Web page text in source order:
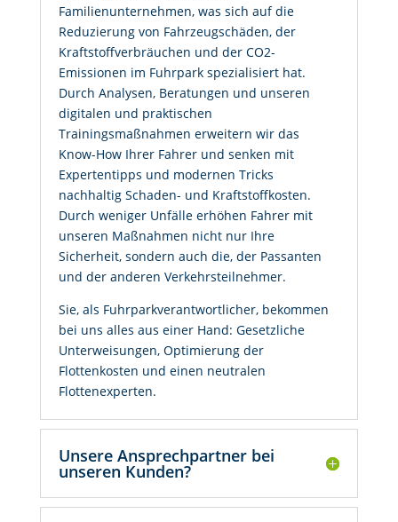
Familienunternehmen, was sich auf die
Reduzierung von Fahrzeugschäden, der
Kraftstoffverbräuchen und der CO2-
Emissionen im Fuhrpark spezialisiert hat.
Durch Analysen, Beratungen und unseren
digitalen und praktischen
Trainingsmaßnahmen erweitern wir das
Know-How Ihrer Fahrer und senken mit
Expertentipps und modernen Tricks
nachhaltig Schaden- und Kraftstoffkosten.
Durch weniger Unfälle erhöhen Fahrer mit
unseren Maßnahmen nicht nur Ihre
Sicherheit, sondern auch die, der Passanten
und der anderen Verkehrsteilnehmer.
Sie, als Fuhrparkverantwortlicher, bekommen
bei uns alles aus einer Hand: Gesetzliche
Unterweisungen, Optimierung der
Flottenkosten und einen neutralen
Flottenexperten.
Unsere Ansprechpartner bei
unseren Kunden?